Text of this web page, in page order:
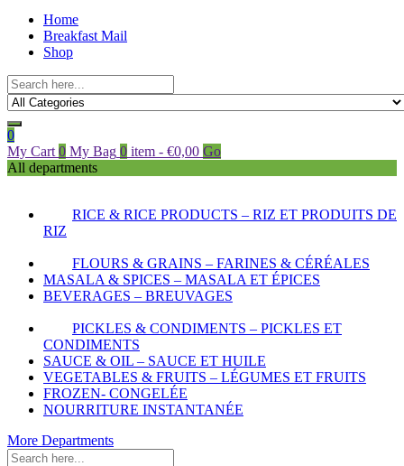
Home
Breakfast Mail
Shop
0
My Cart 0 My Bag 0 item - €0,00 Go
All departments
RICE & RICE PRODUCTS – RIZ ET PRODUITS DE
RIZ
FLOURS & GRAINS – FARINES & CÉRÉALES
MASALA & SPICES – MASALA ET ÉPICES
BEVERAGES – BREUVAGES
PICKLES & CONDIMENTS – PICKLES ET
CONDIMENTS
SAUCE & OIL – SAUCE ET HUILE
VEGETABLES & FRUITS – LÉGUMES ET FRUITS
FROZEN- CONGELÉE
NOURRITURE INSTANTANÉE
More Departments